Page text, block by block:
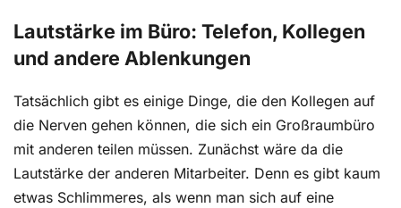
Lautstärke im Büro: Telefon, Kollegen
und andere Ablenkungen
Tatsächlich gibt es einige Dinge, die den Kollegen auf
die Nerven gehen können, die sich ein Großraumbüro
mit anderen teilen müssen. Zunächst wäre da die
Lautstärke der anderen Mitarbeiter. Denn es gibt kaum
etwas Schlimmeres, als wenn man sich auf eine